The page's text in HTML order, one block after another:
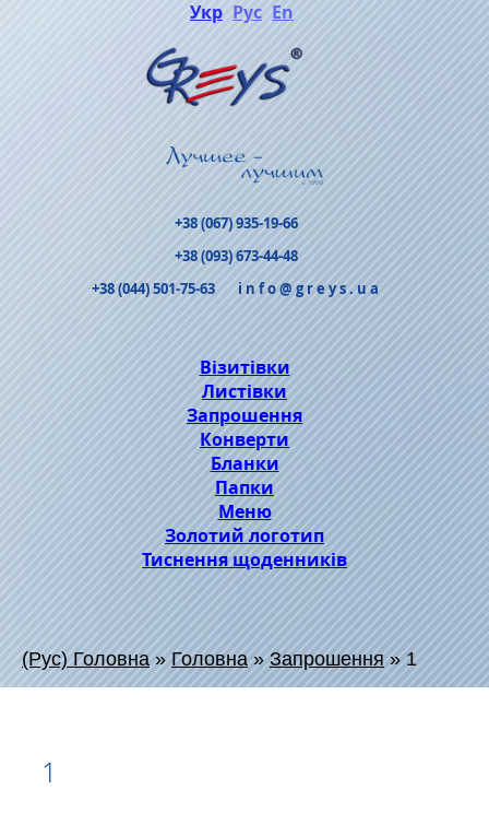
Укр Рус En
+38 (067) 935-19-66
+38 (093) 673-44-48
+38 (044) 501-75-63
info@greys.ua
Візитівки
Листівки
Запрошення
Конверти
Бланки
Папки
Меню
Золотий логотип
Тиснення щоденників
(Рус) Головна»Головна»Запрошення»1
1